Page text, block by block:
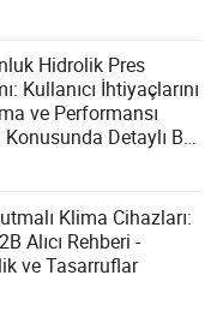
Hidrolik Pres
Kullanıcı İhtiyaçlarını
ve Performansı
Konusunda Detaylı Bir
Klima Cihazları:
Alıcı Rehberi -
ve Tasarruflar